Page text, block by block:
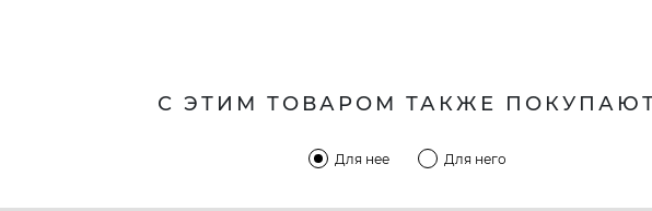
С ЭТИМ ТОВАРОМ ТАКЖЕ
Для нее Для него